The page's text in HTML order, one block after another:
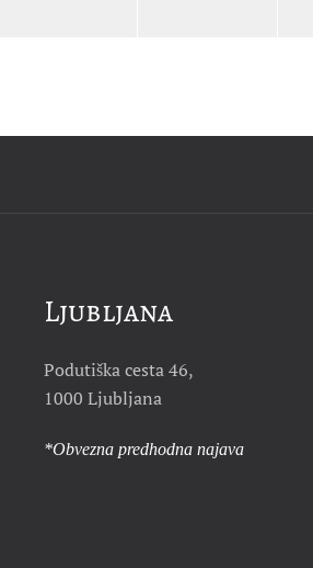
Ljubljana
Podutiška cesta 46,
1000 Ljubljana
*Obvezna predhodna najava